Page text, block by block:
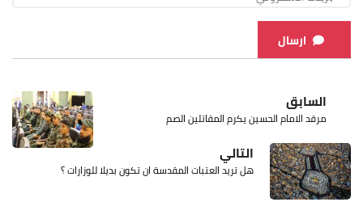
ارسال
السابق
مرقد الامام الحسين يكرم المقاتلين الصم
التالي
هل تريد العتبات المقدسة ان تكون بديلا للوزارات ؟